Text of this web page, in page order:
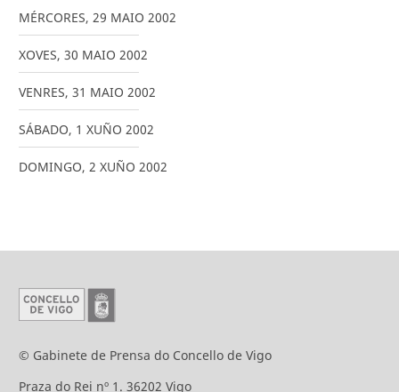
MÉRCORES, 29 MAIO 2002
XOVES, 30 MAIO 2002
VENRES, 31 MAIO 2002
SÁBADO, 1 XUÑO 2002
DOMINGO, 2 XUÑO 2002
© Gabinete de Prensa do Concello de Vigo
Praza do Rei nº 1. 36202 Vigo